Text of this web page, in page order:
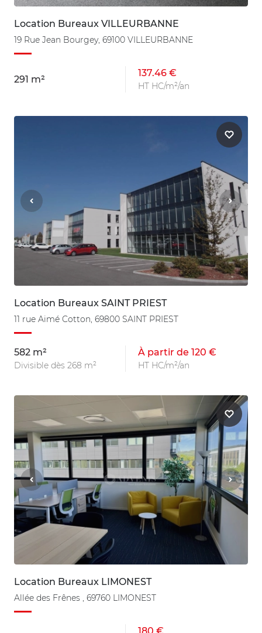
Location Bureaux VILLEURBANNE
19 Rue Jean Bourgey, 69100 VILLEURBANNE
291 m²
137.46 €
HT HC/m²/an
Location Bureaux SAINT PRIEST
11 rue Aimé Cotton, 69800 SAINT PRIEST
582 m²
Divisible dès 268 m²
À partir de 120 €
HT HC/m²/an
Location Bureaux LIMONEST
Allée des Frênes , 69760 LIMONEST